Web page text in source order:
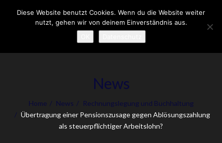
News
Home News
Rechnungslegung und Buchhaltung
Übertragung einer Pensionszusage gegen Ablösungszahlung
als steuerpflichtiger Arbeitslohn?
Diese Website benutzt Cookies. Wenn du die Website weiter
nutzt, gehen wir von deinem Einverständnis aus.